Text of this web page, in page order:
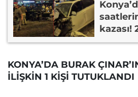
kazası!
KONYA’DA BURAK
İLİŞKİN 1 KİŞİ TUTUKLANDI